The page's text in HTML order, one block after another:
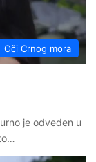
Oči Crnog mora
je odveden u